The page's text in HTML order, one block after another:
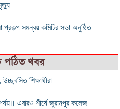
প্রকল্প সমন্বয় কমিটির সভা অনুষ্ঠিত
পঠিত খবর
শিক্ষার্থীরা
এবারও শীর্ষে জুরানপুর কলেজ